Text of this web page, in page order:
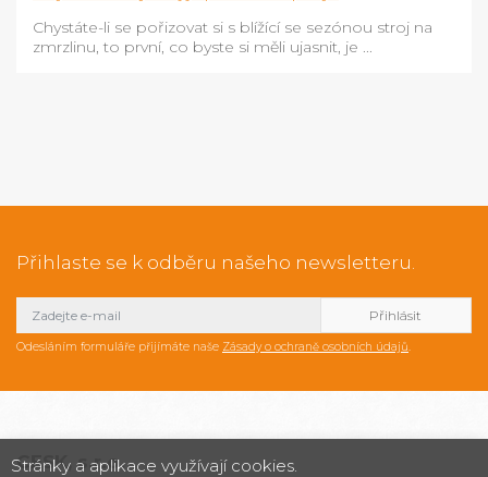
Chystáte-li se pořizovat si s blížící se sezónou stroj na
zmrzlinu, to první, co byste si měli ujasnit, je ...
Přihlaste se k odběru našeho newsletteru.
Odesláním formuláře přijímáte naše Zásady o ochraně osobních údajů.
CESK,s.r.o.
Stránky a aplikace využívají cookies.